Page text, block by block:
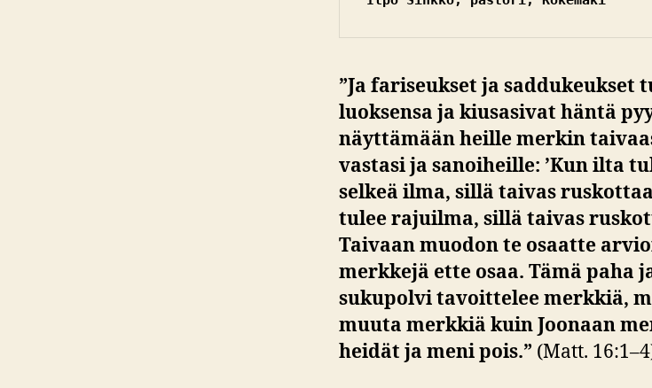
”Ja fariseukset ja saddukeukset
luoksensa ja kiusasivat häntä
näyttämään heille merkin
vastasi ja sanoiheille: ’Kun ilta
selkeä ilma, sillä taivas
tulee rajuilma, sillä taivas
Taivaan muodon te osaatte
merkkejä ette osaa. Tämä paha
sukupolvi tavoittelee merkkiä,
muuta merkkiä kuin Joonaan
heidät ja meni pois.” (Matt.